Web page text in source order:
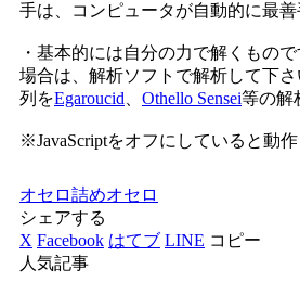
手は、コンピュータが自動的に最善
・基本的には自分の力で解くもの
場合は、解析ソフトで解析して下さ
列をEgaroucid Othello Sensei等の解
※JavaScriptをオフにしていると動作
オセロ詰めオセロ
シェアする
X Facebook はてブ LINE コピー
人気記事